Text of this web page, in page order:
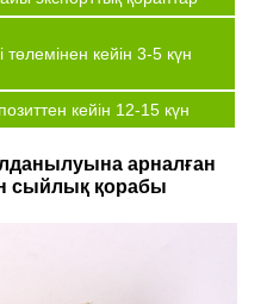
төлемінен кейін 3-5 күн
кейін 12-15 күн
арналған
сыйлық қорабы